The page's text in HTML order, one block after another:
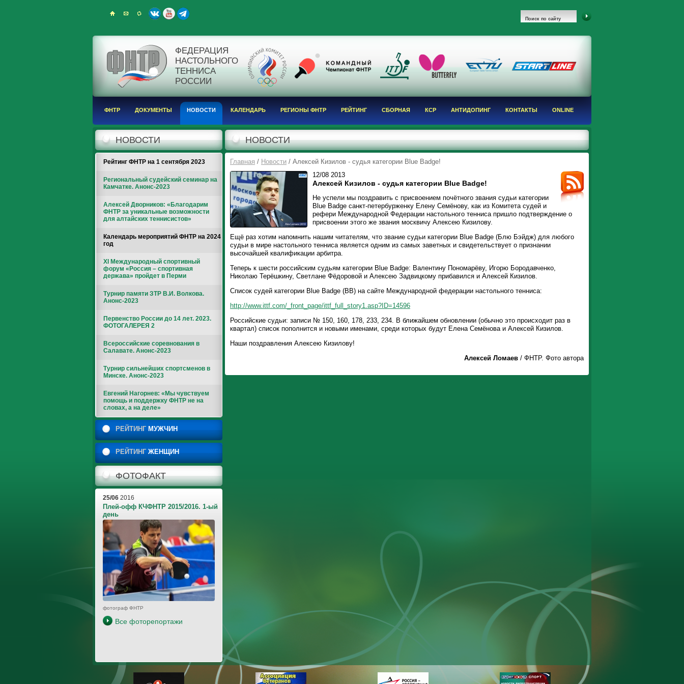
ФЕДЕРАЦИЯ
НАСТОЛЬНОГО
ТЕННИСА
РОССИИ
ФНТР ДОКУМЕНТЫ НОВОСТИ КАЛЕНДАРЬ РЕГИОНЫ ФНТР РЕЙТИНГ СБОРНАЯ КСР АНТИДОПИНГ КОНТАКТЫ ONLINE
НОВОСТИ
Рейтинг ФНТР на 1 сентября 2023
Региональный судейский семинар на
Камчатке. Анонс-2023
Алексей Дворников: «Благодарим
ФНТР за уникальные возможности
для алтайских теннисистов»
Календарь мероприятий ФНТР на 2024
год
XI Международный спортивный
форум «Россия – спортивная
держава» пройдет в Перми
Турнир памяти ЗТР В.И. Волкова.
Анонс-2023
Первенство России до 14 лет. 2023.
ФОТОГАЛЕРЕЯ 2
Всероссийские соревнования в
Салавате. Анонс-2023
Турнир сильнейших спортсменов в
Минске. Анонс-2023
Евгений Нагорнев: «Мы чувствуем
помощь и поддержку ФНТР не на
словах, а на деле»
РЕЙТИНГ МУЖЧИН
РЕЙТИНГ ЖЕНЩИН
ФОТОФАКТ
25/06 2016
Плей-офф КЧФНТР 2015/2016. 1-ый
день
фотограф ФНТР
Все фоторепортажи
НОВОСТИ
Главная / Новости / Алексей Кизилов - судья категории Blue Badge!
12/08 2013
Алексей Кизилов - судья категории Blue Badge!
Не успели мы поздравить с присвоением почётного звания судьи категории
Blue Badge санкт-петербурженку Елену Семёнову, как из Комитета судей и
рефери Международной Федерации настольного тенниса пришло подтверждение о
присвоении этого же звания москвичу Алексею Кизилову.
Ещё раз хотим напомнить нашим читателям, что звание судьи категории Blue Badge (Блю Бэйдж) для любого
судьи в мире настольного тенниса является одним из самых заветных и свидетельствует о признании
высочайшей квалификации арбитра.
Теперь к шести российским судьям категории Blue Badge: Валентину Пономарёву, Игорю Бородавченко,
Николаю Терёшкину, Светлане Фёдоровой и Алексею Задвицкому прибавился и Алексей Кизилов.
Список судей категории Blue Badge (BB) на сайте Международной федерации настольного тенниса:
http://www.ittf.com/_front_page/ittf_full_story1.asp?ID=14596
Российские судьи: записи № 150, 160, 178, 233, 234. В ближайшем обновлении (обычно это происходит раз в
квартал) список пополнится и новыми именами, среди которых будут Елена Семёнова и Алексей Кизилов.
Наши поздравления Алексею Кизилову!
Алексей Ломаев / ФНТР. Фото автора